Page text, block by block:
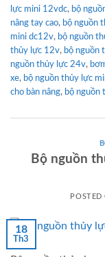
lực mini 12vdc, bộ
nâng tay cao, bộ nguồn
mini dc12v, bộ nguồn
thủy lực 12v, bộ nguồn
nguồn thủy lực 24v,
xe, bộ nguồn thủy lực
cho bàn nâng, bộ nguồn
Bộ nguồn
POSTED
18
Th3